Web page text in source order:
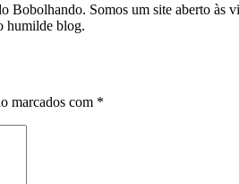
Somos um site aberto
humilde blog.
marcados com *